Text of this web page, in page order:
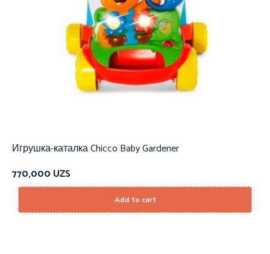
Игрушка-каталка Chicco Baby Gardener
770,000 UZS
Add to cart